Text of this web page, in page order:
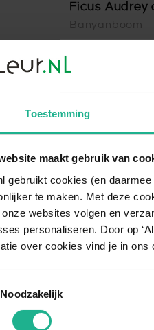
Toestemming
maakt gebruik van
gebruikt cookies (en
te maken. Met deze
onze websites volgen en
personaliseren. Door op
over cookies vind je in
Noodzakelijk
Ficus Audrey
Banyanboom
Een
is een prachtige
een fluweelachtige
groei, wat zorgt